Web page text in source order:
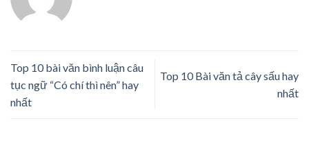
Top 10 bài văn bình luận câu
tục ngữ “Có chí thì nên” hay
nhất
Top 10 Bài văn tả cây sấu hay
nhất